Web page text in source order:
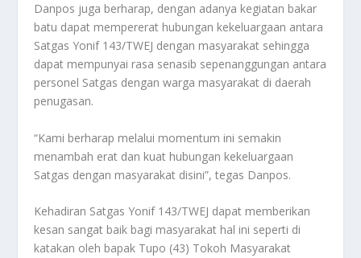
Danpos juga berharap, dengan adanya kegiatan bakar
batu dapat mempererat hubungan kekeluargaan antara
Satgas Yonif 143/TWEJ dengan masyarakat sehingga
dapat mempunyai rasa senasib sepenanggungan antara
personel Satgas dengan warga masyarakat di daerah
penugasan.
“Kami berharap melalui momentum ini semakin
menambah erat dan kuat hubungan kekeluargaan
Satgas dengan masyarakat disini”, tegas Danpos.
Kehadiran Satgas Yonif 143/TWEJ dapat memberikan
kesan sangat baik bagi masyarakat hal ini seperti di
katakan oleh bapak Tupo (43) Tokoh Masyarakat